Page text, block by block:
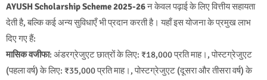
AYUSH Scholarship Scheme 2025-26न केवल पढ़ाई के लिए वित्तीय सहायता
देती है, बल्कि कई अन्य सुविधाएँ भी प्रदान करती है। यहाँ इस योजना के प्रमुख लाभ
दिए गए हैं:
मासिक वजीफा: अंडरग्रेजुएट छात्रों के लिए: ₹18,000 प्रति माह।, पोस्टग्रेजुएट
(पहला वर्ष) के लिए: ₹35,000 प्रति माह।, पोस्टग्रेजुएट (दूसरा और तीसरा वर्ष) के